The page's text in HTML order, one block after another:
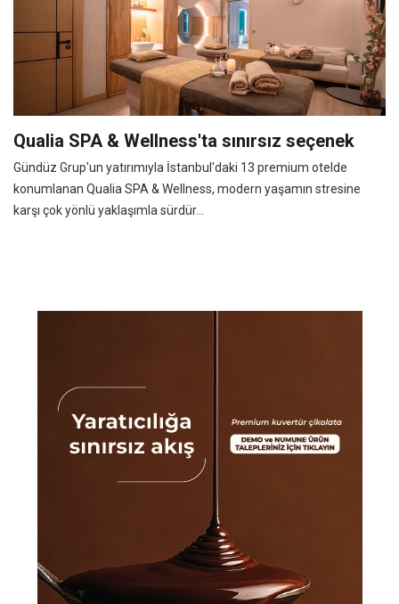
Qualia SPA & Wellness'ta sınırsız seçenek
Gündüz Grup'un yatırımıyla İstanbul'daki 13 premium otelde
konumlanan Qualia SPA & Wellness, modern yaşamın stresine
karşı çok yönlü yaklaşımla sürdür...